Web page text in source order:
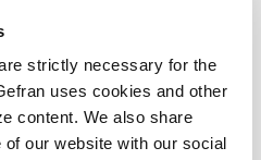
strictly necessary for the
uses cookies and other
content. We also share
our website with our social
e di adattamento ai
sul cursore, elimina i
garantendo una durata